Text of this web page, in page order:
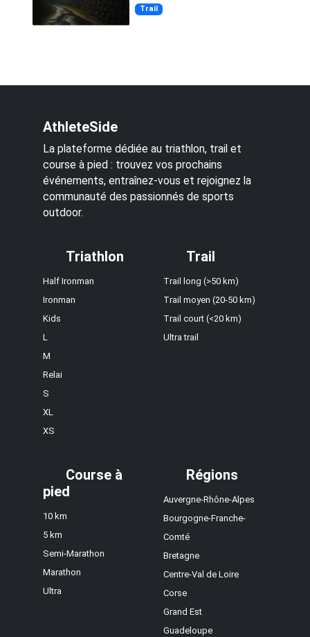
Trail
AthleteSide
La plateforme dédiée au triathlon, trail et
course à pied : trouvez vos prochains
événements, entraînez-vous et rejoignez la
communauté des passionnés de sports
outdoor.
Triathlon
Half Ironman
Ironman
Kids
L
M
Relai
S
XL
XS
Trail
Trail long (>50 km)
Trail moyen (20-50 km)
Trail court (<20 km)
Ultra trail
Course à
pied
10 km
5 km
Semi-Marathon
Marathon
Ultra
Régions
Auvergne-Rhône-Alpes
Bourgogne-Franche-
Comté
Bretagne
Centre-Val de Loire
Corse
Grand Est
Guadeloupe